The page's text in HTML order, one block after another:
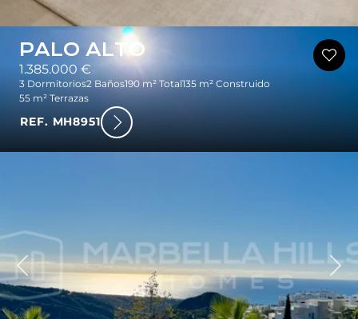
PALO ALTO
1.385.000 €
3 Dormitorios2 Baños190 m² Total135 m² Construido
55 m² Terrazas
REF. MH8951